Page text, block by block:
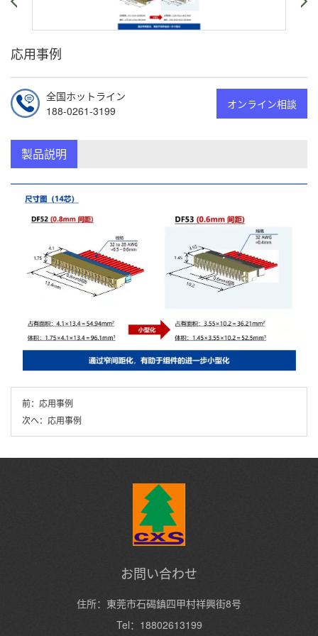
応用事例
オンライン相談
全国ホットライン
188-0261-3199
製品説明
前： 応用事例
次へ： 応用事例
お問い合わせ
住所：東莞市石碣鎮四甲村祥興街8号
Tel：18802613199